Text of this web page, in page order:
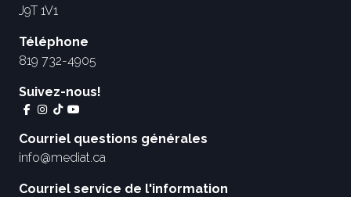
J9T 1V1
Téléphone
819 732-4905
Suivez-nous!
Courriel questions générales
info@mediat.ca
Courriel service de l'information